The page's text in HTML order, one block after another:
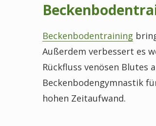
Beckenbodentraining
Außerdem verbessert es
Rückfluss venösen
Beckenbodengymnastik
hohen Zeitaufwand.